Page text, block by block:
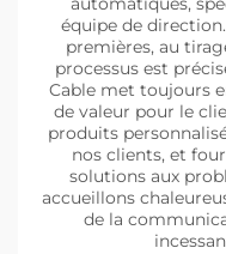
équipe de
premières, au
processus est
Cable met toujours
de valeur pour le
produits
nos clients, et
solutions aux
accueillons
de la